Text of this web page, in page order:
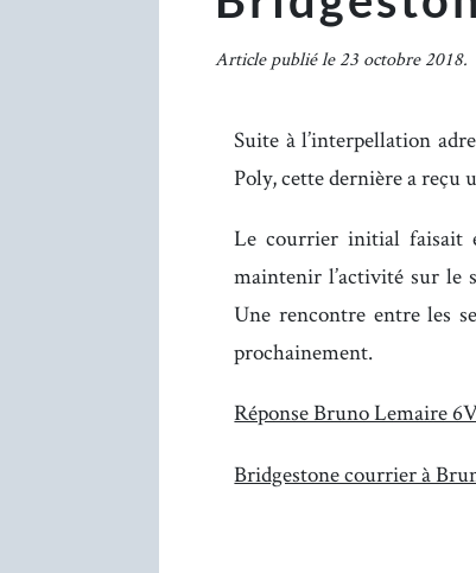
Article publié le 23 octobre 2018.
Suite à l’interpellation
Poly, cette dernière a reçu
Le courrier initial faisait
maintenir l’activité sur le
Une rencontre entre les
prochainement.
Réponse Bruno Lemaire
Bridgestone courrier à